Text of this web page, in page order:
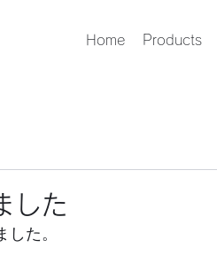
Home Products
した
た。